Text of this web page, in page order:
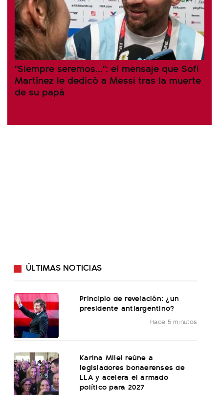
"Siempre seremos...": el mensaje que Sofi
Martínez le dedicó a Messi tras la muerte
de su papá
ÚLTIMAS NOTICIAS
Principio de revelación: ¿un
presidente antiargentino?
Hace 5 minutos
Karina Milei reúne a
legisladores bonaerenses de
LLA y acelera el armado
político para 2027